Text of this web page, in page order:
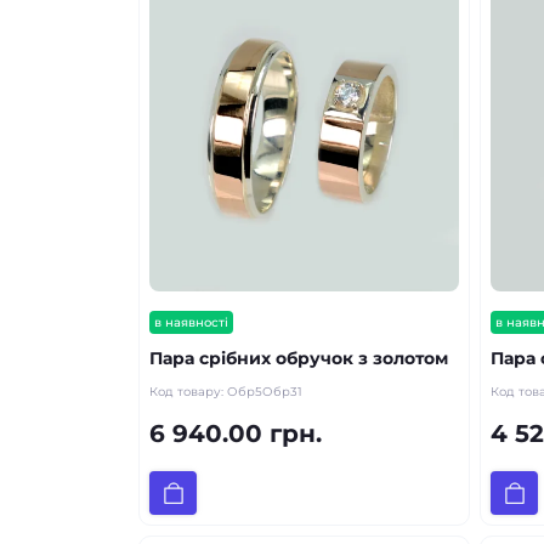
в наявності
Пара срібних обручок з золотом
Код товару: Обр5Обр31
6 940.00 грн.
в
Пара
Код
4